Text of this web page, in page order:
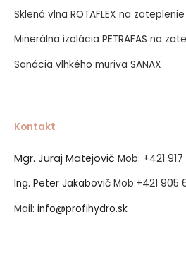
Sklená vlna ROTAFLEX na
Minerálna izolácia PETRAFAS na
Sanácia vlhkého muriva SANAX
Kontakt
Mgr. Juraj Matejovič Mob: +421
Ing. Peter Jakabovič Mob:+421 905
Mail: info@profihydro.sk